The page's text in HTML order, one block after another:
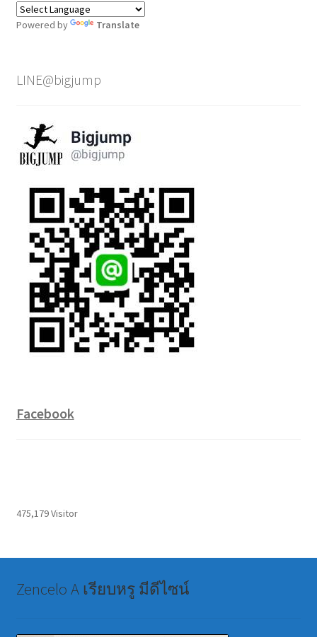
Powered by Translate
LINE@bigjump
Facebook
475,179 Visitor
Zencelo A เรียบหรู มีดีไซน์